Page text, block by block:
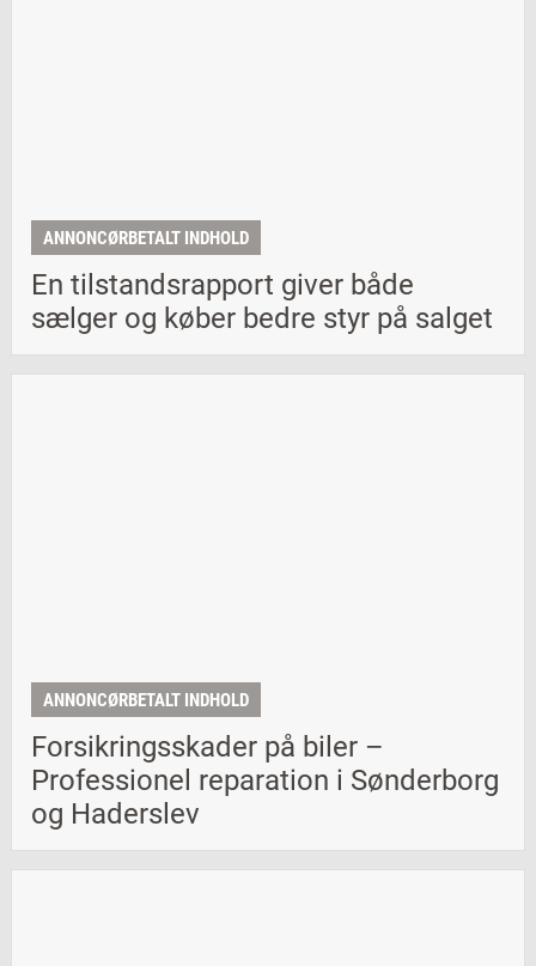
ANNONCØRBETALT INDHOLD
En tilstandsrapport giver både
sælger og køber bedre styr på salget
ANNONCØRBETALT INDHOLD
Forsikringsskader på biler –
Professionel reparation i Sønderborg
og Haderslev